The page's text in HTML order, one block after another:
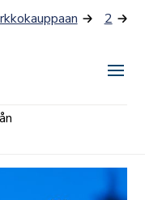
2